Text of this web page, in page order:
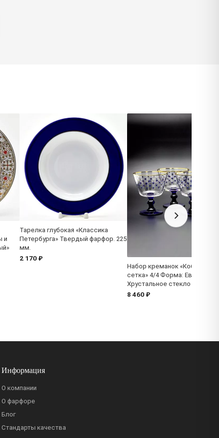
и
Тарелка глубокая «Классика
Петербурга» Твердый фарфор. 225
мм.
2 170 ₽
Набор креманок
сетка» 4/4 Форма:
Хрустальное стекло
8 460 ₽
Информация
О компании
О фарфоре
Блог
Стандарты качества